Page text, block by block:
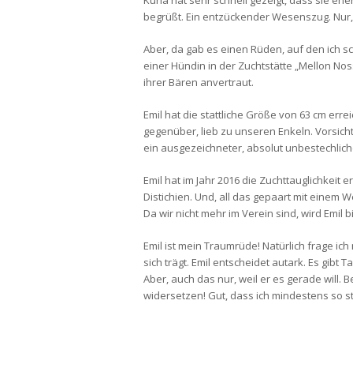
begrüßt. Ein entzückender Wesenszug.
Aber, da gab es einen Rüden, auf den ich
einer Hündin in der Zuchtstätte „Mellon
ihrer Bären anvertraut.
Emil hat die stattliche Größe von 63 cm
gegenüber, lieb zu unseren Enkeln.
ein ausgezeichneter, absolut
Emil hat im Jahr 2016 die Zuchttauglichkeit
Distichien. Und, all das gepaart mit einem
Da wir nicht mehr im Verein sind, wird
Emil ist mein Traumrüde! Natürlich frage
sich trägt. Emil entscheidet autark. Es gibt
Aber, auch das nur, weil er es gerade will.
widersetzen! Gut, dass ich mindestens so